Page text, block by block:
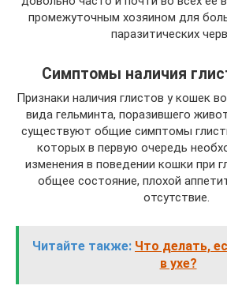
промежуточным хозяином для
паразитических
Симптомы наличия
Признаки наличия глистов у кошек
вида гельминта, поразившего
существуют общие симптомы
которых в первую очередь
изменения в поведении кошки при
общее состояние, плохой
отсутствие.
Читайте также: Что делать,
в ухе?